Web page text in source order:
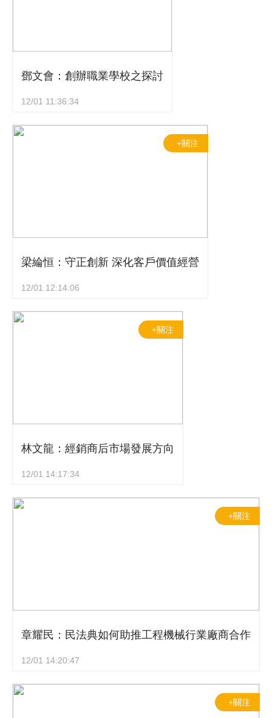
鄧文會：創辦職業學校之探討
12/01 11:36:34
+關注
梁綸恒：守正創新 深化客戶價值經營
12/01 12:14:06
+關注
林文龍：經銷商后市場發展方向
12/01 14:17:34
+關注
章耀民：民法典如何助推工程機械行業廠商合作
12/01 14:20:47
+關注